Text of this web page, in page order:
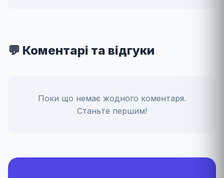
💬 Коментарі та відгуки
Поки що немає жодного коментаря.
Станьте першим!